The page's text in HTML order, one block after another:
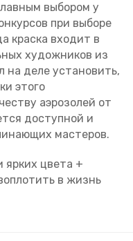
выбором у
при выборе
краска входит в
художников из
на деле установить,
этого
аэрозолей от
доступной и
мастеров.
ярких цвета +
в жизнь